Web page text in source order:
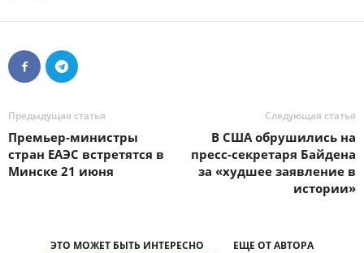
Предыдущая статья
Премьер-министры
стран ЕАЭС встретятся в
Минске 21 июня
Следующая статья
В США обрушились на
пресс-секретаря Байдена
за «худшее заявление в
истории»
ЭТО МОЖЕТ БЫТЬ ИНТЕРЕСНО ЕЩЕ ОТ АВТОРА